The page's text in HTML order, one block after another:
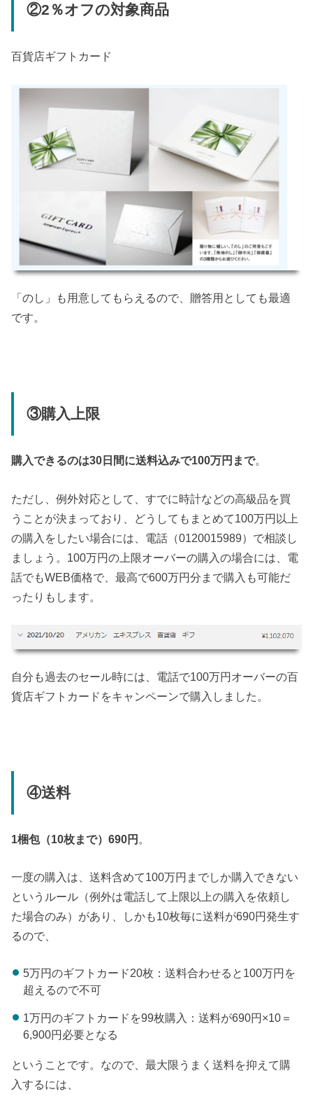
②2％オフの対象商品
百貨店ギフトカード
「のし」も用意してもらえるので、贈答用としても最適
です。
③購入上限
購入できるのは30日間に送料込みで100万円まで。
ただし、例外対応として、すでに時計などの高級品を買
うことが決まっており、どうしてもまとめて100万円以上
の購入をしたい場合には、電話（0120015989）で相談し
ましょう。100万円の上限オーバーの購入の場合には、電
話でもWEB価格で、最高で600万円分まで購入も可能だ
ったりもします。
自分も過去のセール時には、電話で100万円オーバーの百
貨店ギフトカードをキャンペーンで購入しました。
④送料
1梱包（10枚まで）690円 。
一度の購入は、送料含めて100万円までしか購入できない
というルール（例外は電話して上限以上の購入を依頼し
た場合のみ）があり、しかも10枚毎に送料が690円発生す
るので、
5万円のギフトカード20枚：送料合わせると100万円を
超えるので不可
1万円のギフトカードを99枚購入：送料が690円×10＝
6,900円必要となる
ということです。なので、最大限うまく送料を抑えて購
入するには、